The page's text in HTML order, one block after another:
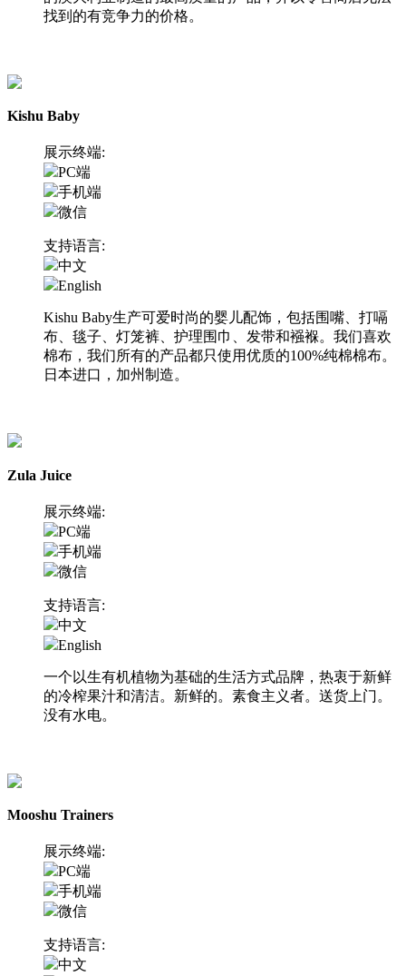
找到的有竞争力的价格。
Kishu Baby
展示终端:
PC端
手机端
微信
支持语言:
中文
English
Kishu Baby生产可爱时尚的婴儿配饰，包括围嘴、打嗝
布、毯子、灯笼裤、护理围巾、发带和襁褓。我们喜欢
棉布，我们所有的产品都只使用优质的100%纯棉棉布。
日本进口，加州制造。
Zula Juice
展示终端:
PC端
手机端
微信
支持语言:
中文
English
一个以生有机植物为基础的生活方式品牌，热衷于新鲜
的冷榨果汁和清洁。新鲜的。素食主义者。送货上门。
没有水电。
Mooshu Trainers
展示终端:
PC端
手机端
微信
支持语言:
中文